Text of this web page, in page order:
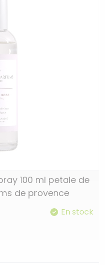
100 ml petale de
de provence
En stock